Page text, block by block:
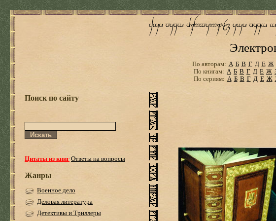
По авторам: А Б В Г Д Е Ж
По книгам: А Б В Г Д Е Ж
По сериям: А Б В Г Д Е Ж
Поиск по сайту
Цитаты из книгОтветы на вопросы
Жанры
Военное дело
Деловая литература
Детективы и Триллеры